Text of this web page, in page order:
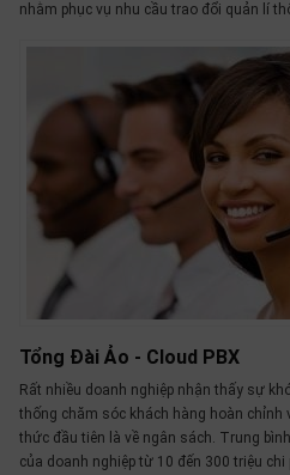
nhằm phục vụ nhu cầu trao đổi quản lí
Tổng Đài Ảo - Cloud PBX
Rất nhiều doanh nghiệp nhận thấy sự
thống chăm sóc khách hàng hoàn chỉnh
thức đầu tiên là về ngân sách. Trung
của doanh nghiệp từ 10 đến 300 triệu